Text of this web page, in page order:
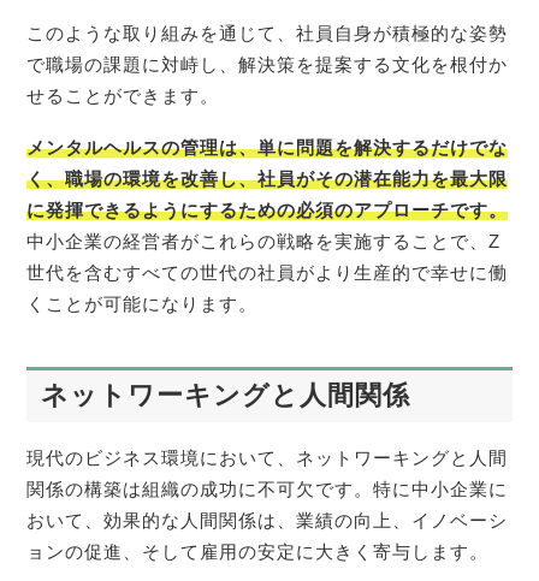
このような取り組みを通じて、社員自身が積極的な姿勢
で職場の課題に対峙し、解決策を提案する文化を根付か
せることができます。
メンタルヘルスの管理は、単に問題を解決するだけでな
く、職場の環境を改善し、社員がその潜在能力を最大限
に発揮できるようにするための必須のアプローチです。
中小企業の経営者がこれらの戦略を実施することで、Z
世代を含むすべての世代の社員がより生産的で幸せに働
くことが可能になります。
ネットワーキングと人間関係
現代のビジネス環境において、ネットワーキングと人間
関係の構築は組織の成功に不可欠です。特に中小企業に
おいて、効果的な人間関係は、業績の向上、イノベーシ
ョンの促進、そして雇用の安定に大きく寄与します。